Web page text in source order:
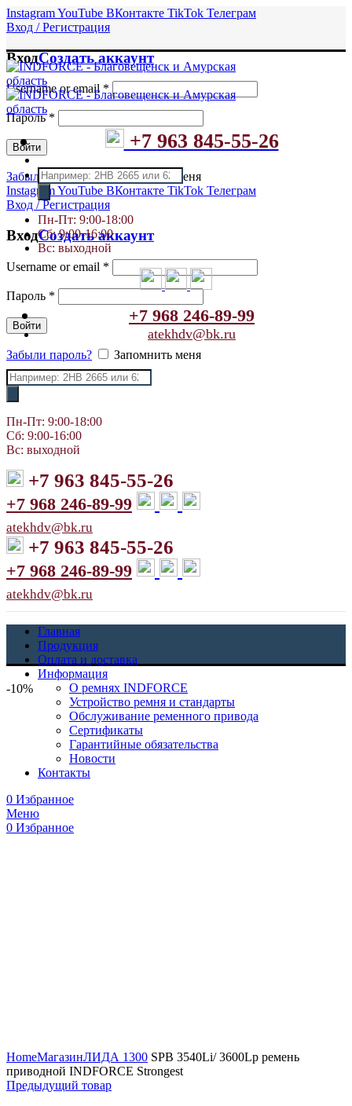
InstagramYouTube ВКонтакте TikTok Телеграм
Вход / Регистрация
ВходСоздать аккаунт
Username or email *
Пароль*
Войти
Забыли пароль?
Запомнить меня
InstagramYouTube ВКонтакте TikTok Телеграм
Вход / Регистрация
ВходСоздать аккаунт
Username or email *
Пароль *
Войти
Забыли пароль? Запомнить меня
+7 963 845-55-26
Поиск
товаров
Пн-Пт: 9:00-18:00
Сб: 9:00-16:00
Вс: выходной
+7 968 246-89-99
atekhdv@bk.ru
Поиск
товаров
Пн-Пт: 9:00-18:00
Сб: 9:00-16:00
Вс: выходной
+7 963 845-55-26
+7 968 246-89-99
atekhdv@bk.ru
+7 963 845-55-26
+7 968 246-89-99
atekhdv@bk.ru
Главная
Продукция
Оплата и доставка
Информация
О ремнях INDFORCE
Устройство ремня и стандарты
Обслуживание ременного привода
Сертификаты
Гарантийные обязательства
Новости
Контакты
0 Избранное
Меню
0 Избранное
-10%
HomeМагазинЛИДА 1300 SPB 3540Li/ 3600Lp ремень
приводной INDFORCE Strongest
Предыдущий товар